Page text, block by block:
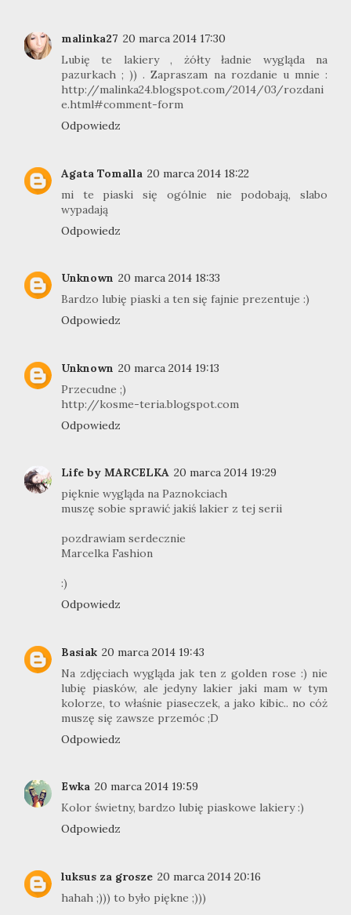
malinka27 20 marca 2014 17:30
Lubię te lakiery , żółty ładnie wygląda na
pazurkach ; )) . Zapraszam na rozdanie u mnie :
http://malinka24.blogspot.com/2014/03/rozdani
e.html#comment-form
Odpowiedz
Agata Tomalla 20 marca 2014 18:22
mi te piaski się ogólnie nie podobają, slabo
wypadają
Odpowiedz
Unknown 20 marca 2014 18:33
Bardzo lubię piaski a ten się fajnie prezentuje :)
Odpowiedz
Unknown 20 marca 2014 19:13
Przecudne ;)
http://kosme-teria.blogspot.com
Odpowiedz
Life by MARCELKA 20 marca 2014 19:29
pięknie wygląda na Paznokciach
muszę sobie sprawić jakiś lakier z tej serii
pozdrawiam serdecznie
Marcelka Fashion
:)
Odpowiedz
Basiak 20 marca 2014 19:43
Na zdjęciach wygląda jak ten z golden rose :) nie
lubię piasków, ale jedyny lakier jaki mam w tym
kolorze, to właśnie piaseczek, a jako kibic.. no cóż
muszę się zawsze przemóc ;D
Odpowiedz
Ewka 20 marca 2014 19:59
Kolor świetny, bardzo lubię piaskowe lakiery :)
Odpowiedz
luksus za grosze 20 marca 2014 20:16
hahah ;))) to było piękne ;)))